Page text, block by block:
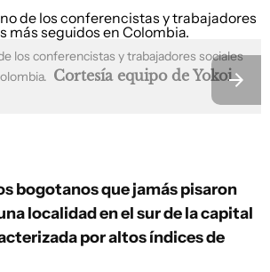
los conferencistas y trabajadores sociales
Cortesía equipo de Yokoi
bogotanos que jamás pisaron
localidad en el sur de la capital
por altos índices de